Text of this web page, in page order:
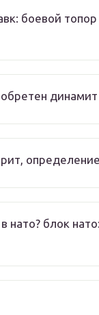
боевой топор
динамит
определение
нато? блок нато: